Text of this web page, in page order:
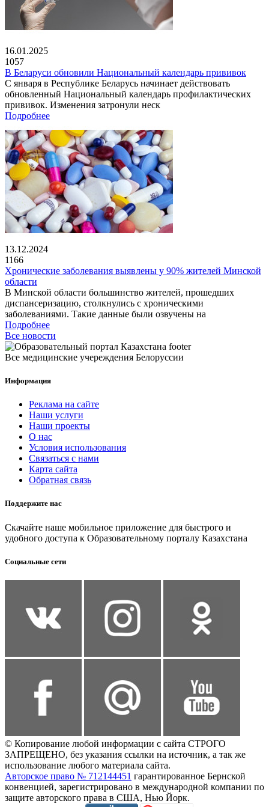
16.01.2025
1057
В Беларуси обновили Национальный календарь прививок
С января в Республике Беларусь начинает действовать
обновленный Национальный календарь профилактических
прививок. Изменения затронули неск
Подробнее
13.12.2024
1166
Хронические заболевания выявлены у 90% жителей Минской
области
В Минской области большинство жителей, прошедших
диспансеризацию, столкнулись с хроническими
заболеваниями. Такие данные были озвучены на
Подробнее
Все новости
Все медицинские учереждения Белоруссии
Информация
Реклама на сайте
Наши услуги
Наши проекты
О нас
Условия использования
Связаться с нами
Карта сайта
Обратная связь
Поддержите нас
Скачайте наше мобильное приложение для быстрого и
удобного доступа к Образовательному порталу Казахстана
Социальные сети
© Копирование любой информации с сайта СТРОГО
ЗАПРЕЩЕНО, без указания ссылки на источник, а так же
использование любого материала сайта.
Авторское право № 712144451 гарантированное Бернской
конвенцией, зарегистрировано в международной компании по
защите авторского права в США, Нью Йорк.